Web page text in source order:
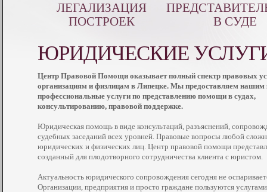
ЛЕГАЛИЗАЦИЯ
ПОСТРОЕК
В СУДЕ
ЮРИДИЧЕСКИЕ
Центр Правовой Помощи оказывает полный спектр правовых
организациям и физлицам в Липецке. Мы предоставляем нашим
профессиональные услуги по представлению помощи в судах,
консультированию, правовой поддержке.
Юридическая помощь в виде консультаций, разъяснений,
судебных заседаний всех уровней. Правовые вопросы любой
юридических и физических лиц. Центр правовой помощи
созданный для плодотворного сотрудничества клиента с юристом.
Актуальность юридического сопровождения сегодня не
Организации, предприятия и просто граждане пользуются